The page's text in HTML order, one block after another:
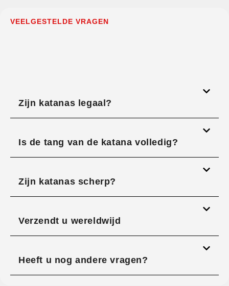
VEELGESTELDE VRAGEN
Zijn katanas legaal?
Is de tang van de katana volledig?
Zijn katanas scherp?
Verzendt u wereldwijd
Heeft u nog andere vragen?